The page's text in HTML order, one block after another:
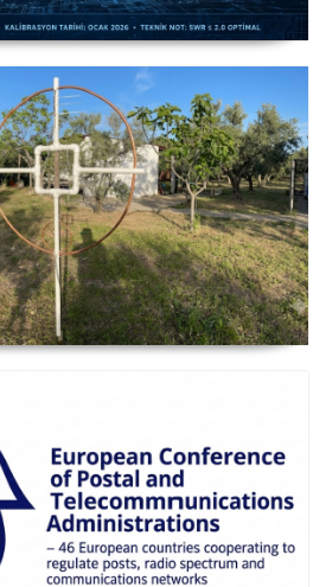
SWR Hesaplama Formülü -
(Magnetic Loop Antenna)